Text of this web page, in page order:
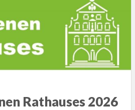
Rathauses 2026